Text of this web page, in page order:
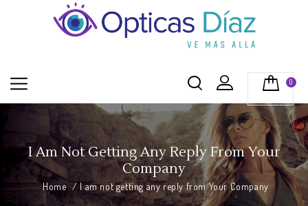
0
I Am Not Getting Any Reply From Your
Company
Home /I am not getting any reply from Your Company